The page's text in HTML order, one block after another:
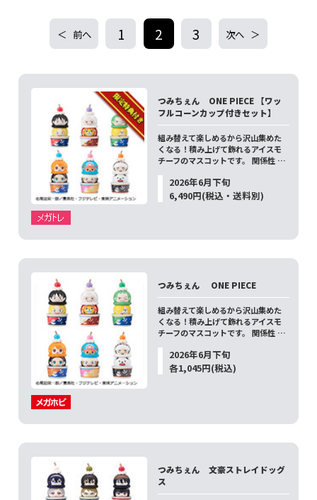
前へ 1 2 3 次へ
つみちぇん ONE PIECE 【ワッ
フルコーンカップ付きセット】
組み替えて楽しめるから沢山集めた
くなる！積み上げて飾れるアイスモ
チーフのマスコットです。 関係性 …
2026年6月下旬
6,490円(税込・送料別)
つみちぇん ONE PIECE
組み替えて楽しめるから沢山集めた
くなる！積み上げて飾れるアイスモ
チーフのマスコットです。 関係性 …
2026年6月下旬
各1,045円(税込)
つみちぇん 文豪ストレイドッグ
ス